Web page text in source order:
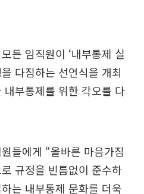
든 임직원이 ‘내부통제 실
다짐하는 선언식을 개최
부통제를 위한 각오를 다
들에게 “올바른 마음가짐
규정을 빈틈없이 준수하
는 내부통제 문화를 더욱